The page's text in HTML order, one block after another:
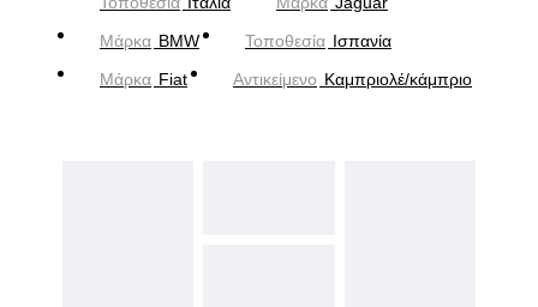
Μάρκα BMW Τοποθεσία Ισπανία
Μάρκα Fiat Αντικείμενο Καμπριολέ/κάμπριο